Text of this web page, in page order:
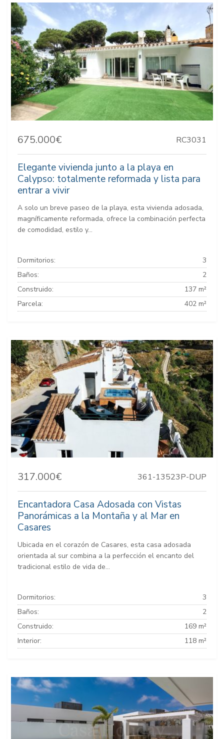
675.000€ RC3031
Elegante vivienda junto a la playa en
Calypso: totalmente reformada y lista para
entrar a vivir
A solo un breve paseo de la playa, esta vivienda adosada,
magníficamente reformada, ofrece la combinación perfecta
de comodidad, estilo y...
Dormitorios:
3
Baños:
2
Construido:
137 m²
Parcela:
402 m²
317.000€ 361-13523P-DUP
Encantadora Casa Adosada con Vistas
Panorámicas a la Montaña y al Mar en
Casares
Ubicada en el corazón de Casares, esta casa adosada
orientada al sur combina a la perfección el encanto del
tradicional estilo de vida de...
Dormitorios:
3
Baños:
2
Construido:
169 m²
Interior:
118 m²